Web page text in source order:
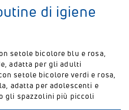
di igiene
setole bicolore blu e rosa,
adatta per gli adulti
setole bicolore verdi e rosa,
adatta per adolescenti e
gli spazzolini più piccoli